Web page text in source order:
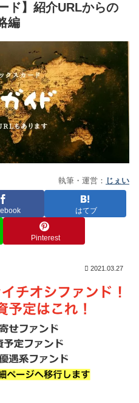
ド】紹介URLからの
編
執筆・運営： じぇい
はてブ
Pinterest
2021.03.27